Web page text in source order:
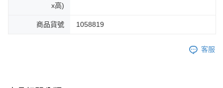
x高)
商品貨號 1058819
客服